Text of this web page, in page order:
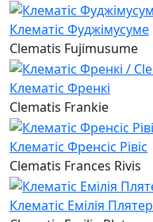
Клематіс Фуджімусуме
Clematis Fujimusume
Клематіс Френкі
Clematis Frankie
Клематіс Френсіс Рівіс
Clematis Frances Rivis
Клематіс Емілія Плятер